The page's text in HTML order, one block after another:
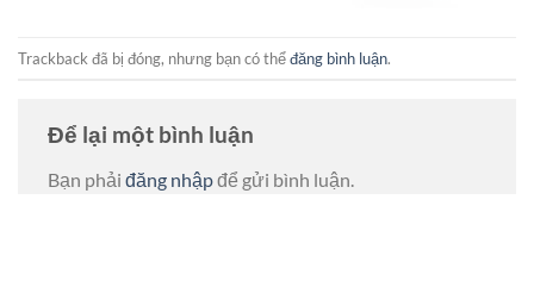
Trackback đã bị đóng, nhưng bạn có thểđăng bình luận.
Để lại một bình luận
Bạn phải đăng nhậpđể gửi bình luận.